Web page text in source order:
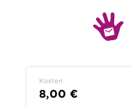
Kosten
8,00 €